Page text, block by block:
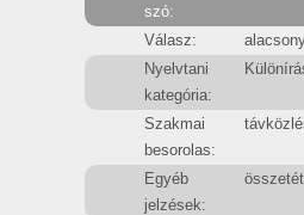
szó:
Válasz:
Nyelvtani
kategória:
Szakmai
besorolas:
Egyéb
jelzések: